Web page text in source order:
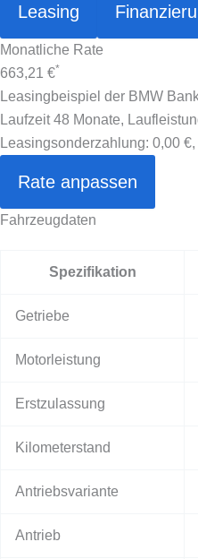
Leasing
Monatliche Rate
663,21 €*
Leasingbeispiel der BMW
Laufzeit 48 Monate,
Leasingsonderzahlung: 0,00 €
Rate anpassen
Fahrzeugdaten
Spezifikation
Getriebe
Motorleistung
Erstzulassung
Kilometerstand
Antriebsvariante
Antrieb